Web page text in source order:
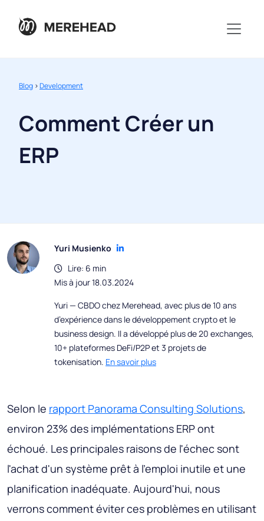
Blog >Development
Comment Créer un
ERP
Yuri Musienko
Lire: 6 min
Mis à jour 18.03.2024
Yuri — CBDO chez Merehead, avec plus de 10 ans
d’expérience dans le développement crypto et le
business design. Il a développé plus de 20 exchanges,
10+ plateformes DeFi/P2P et 3 projets de
tokenisation. En savoir plus
Selon le rapport Panorama Consulting Solutions,
environ 23% des implémentations ERP ont
échoué. Les principales raisons de l'échec sont
l'achat d'un système prêt à l'emploi inutile et une
planification inadéquate. Aujourd'hui, nous
verrons comment éviter ces problèmes en utilisant